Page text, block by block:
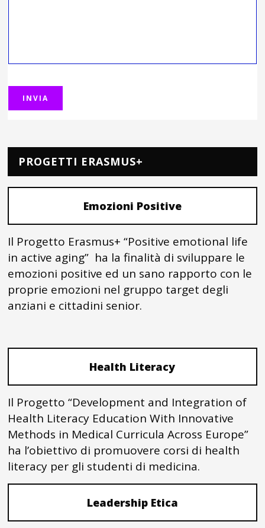
PROGETTI ERASMUS+
Emozioni Positive
Il Progetto Erasmus+ “Positive emotional life
in active aging” ha la finalità di sviluppare le
emozioni positive ed un sano rapporto con le
proprie emozioni nel gruppo target degli
anziani e cittadini senior.
Health Literacy
Il Progetto “Development and Integration of
Health Literacy Education With Innovative
Methods in Medical Curricula Across Europe”
ha l’obiettivo di promuovere corsi di health
literacy per gli studenti di medicina.
Leadership Etica